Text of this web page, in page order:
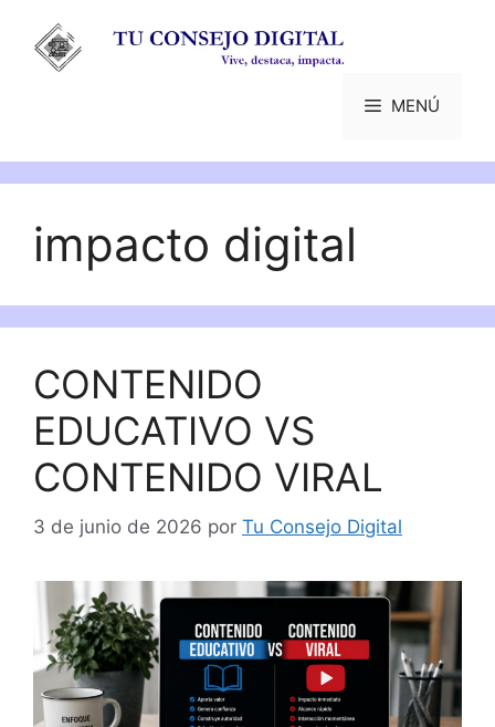
contenido
MENÚ
impacto digital
CONTENIDO
EDUCATIVO VS
CONTENIDO VIRAL
3 de junio de 2026 por Tu Consejo Digital